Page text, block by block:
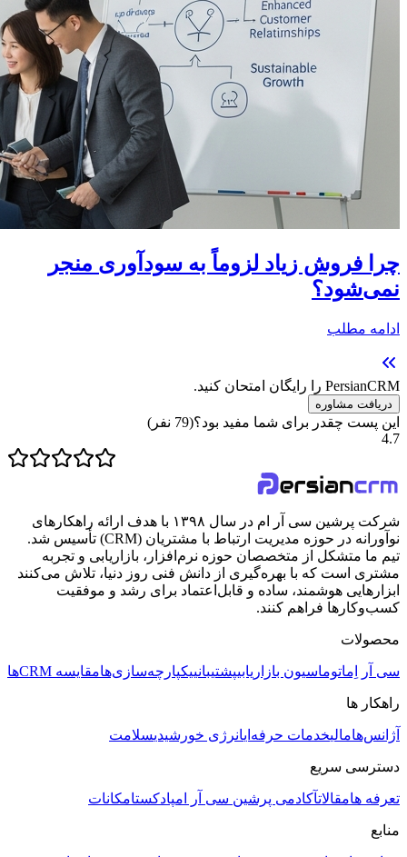
چرا فروش زیاد لزوماً به سودآوری منجر
نمی‌شود؟
ادامه مطلب
PersianCRM را رایگان امتحان کنید.
دریافت مشاوره
این پست چقدر برای شما مفید بود؟(
79 نفر)
4.7
شرکت پرشین سی آر ام در سال ۱۳۹۸ با هدف ارائه راهکارهای
نوآورانه در حوزه مدیریت ارتباط با مشتریان (CRM) تأسیس شد.
تیم ما متشکل از متخصصان حوزه نرم‌افزار، بازاریابی و تجربه
مشتری است که با بهره‌گیری از دانش فنی روز دنیا، تلاش می‌کنند
ابزارهایی هوشمند، ساده و قابل‌اعتماد برای رشد و موفقیت
کسب‌وکارها فراهم کنند.
محصولات
سی آر اِماتوماسیون بازاریابیپشتیبانییکپارچه‌سازی‌هامقایسه CRMها
راهکار ها
آژانس‌هامالیخدمات حرفه‌ایانرژی خورشیدیسلامت
دسترسی سریع
تعرفه هامقالاتآکادمی پرشین سی آر امپادکستامکانات
منابع